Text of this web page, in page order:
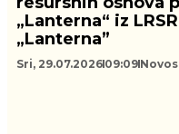
„Lanterna“ iz
„Lanterna”
Sri, 29.07.2026 09:09